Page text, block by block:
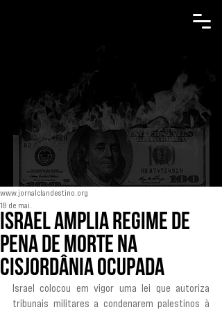
Israel amplia regime de
pena de morte na
Cisjordânia ocupada
www.jornalclandestino.org
18 de mai.
Israel colocou em vigor uma lei que autoriza
tribunais militares a condenarem palestinos à